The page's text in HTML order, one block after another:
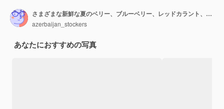
さまざまな新鮮な夏のベリー、ブルーベリー、レッドカラント、イチゴ、ブラックベリー、トップビュー。
azerbaijan_stockers
あなたにおすすめの写真